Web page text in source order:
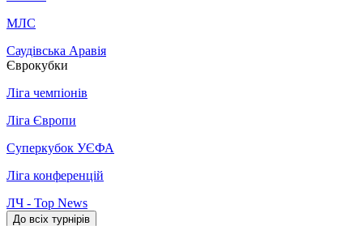
МЛС
Саудівська Аравія
Єврокубки
Ліга чемпіонів
Ліга Європи
Суперкубок УЄФА
Ліга конференцій
ЛЧ - Top News
До всіх турнірів